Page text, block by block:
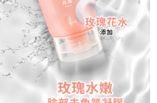
據個別帳號之用戶狀況，依本公司即
度不足之情形，本公司將視審查結果
資訊註冊。若發現惡意使用之情形，
戶之使用額度並採取法律行動。